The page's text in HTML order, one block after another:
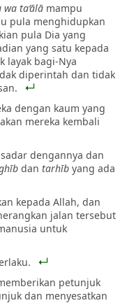
ta‘ālā mampu
pula menghidupkan
pula Dia yang
yang satu kepada
layak bagi-Nya
diperintah dan tidak
dengan kaum yang
mereka kembali
dengannya dan
dan tarhīb yang ada
kepada Allah, dan
jalan tersebut
untuk
petunjuk
dan menyesatkan